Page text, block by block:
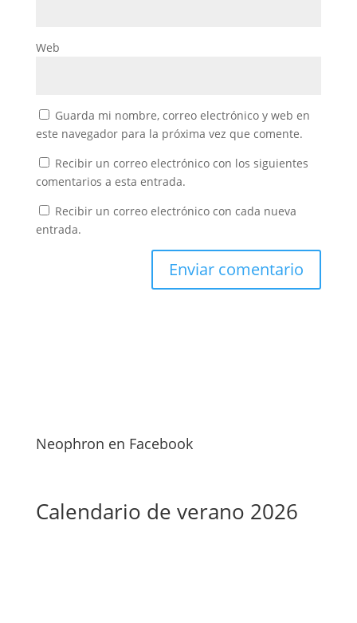
Web
Guarda mi nombre, correo electrónico y web en
este navegador para la próxima vez que comente.
Recibir un correo electrónico con los siguientes
comentarios a esta entrada.
Recibir un correo electrónico con cada nueva
entrada.
Neophron en Facebook
Calendario de verano 2026